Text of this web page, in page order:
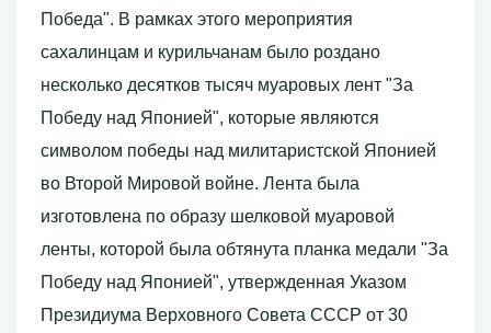
Победа". В рамках этого мероприятия
сахалинцам и курильчанам было роздано
несколько десятков тысяч муаровых лент "За
Победу над Японией", которые являются
символом победы над милитаристской Японией
во Второй Мировой войне. Лента была
изготовлена по образу шелковой муаровой
ленты, которой была обтянута планка медали "За
Победу над Японией", утвержденная Указом
Президиума Верховного Совета СССР от 30